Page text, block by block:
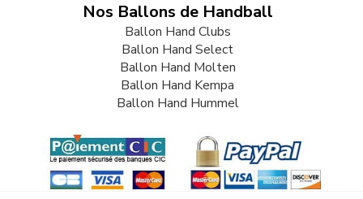
Nos Ballons de Handball
Ballon Hand Clubs
Ballon Hand Select
Ballon Hand Molten
Ballon Hand Kempa
Ballon Hand Hummel